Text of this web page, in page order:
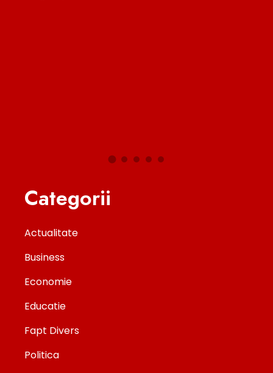
Categorii
Actualitate
Business
Economie
Educatie
Fapt Divers
Politica